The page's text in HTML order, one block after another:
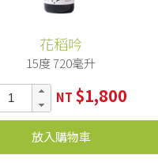
花稻吟
15度 720毫升
NT $1,800
放入購物車